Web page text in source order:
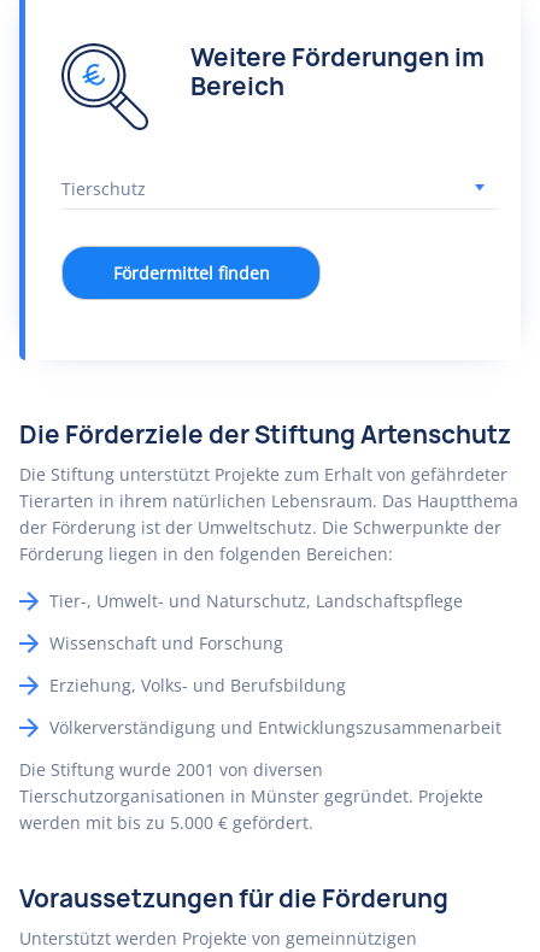
Weitere Förderungen im
Bereich
Fördermittel finden
Die Förderziele der Stiftung Artenschutz
Die Stiftung unterstützt Projekte zum Erhalt von gefährdeter
Tierarten in ihrem natürlichen Lebensraum. Das Hauptthema
der Förderung ist der Umweltschutz. Die Schwerpunkte der
Förderung liegen in den folgenden Bereichen:
Tier-, Umwelt- und Naturschutz, Landschaftspflege
Wissenschaft und Forschung
Erziehung, Volks- und Berufsbildung
Völkerverständigung und Entwicklungszusammenarbeit
Die Stiftung wurde 2001 von diversen
Tierschutzorganisationen in Münster gegründet. Projekte
werden mit bis zu 5.000 € gefördert.
Voraussetzungen für die Förderung
Unterstützt werden Projekte von gemeinnützigen